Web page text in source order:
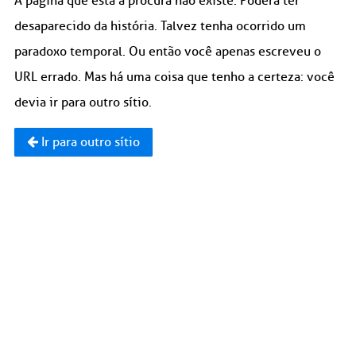
desaparecido da história. Talvez tenha ocorrido um
paradoxo temporal. Ou então você apenas escreveu o
URL errado. Mas há uma coisa que tenho a certeza: você
devia ir para outro sítio.
Ir para outro sítio